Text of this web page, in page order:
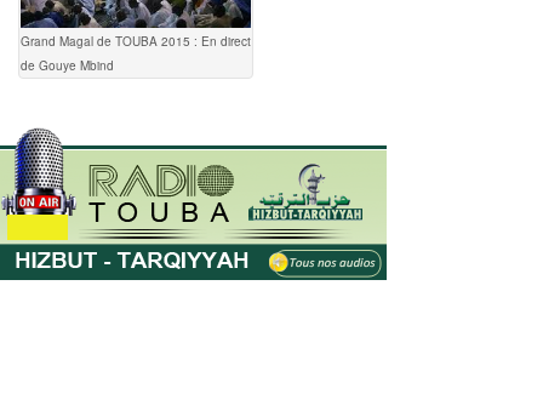
Grand Magal de TOUBA 2015 : En direct
de Gouye Mbind